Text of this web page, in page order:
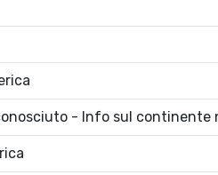
- Info sul continente